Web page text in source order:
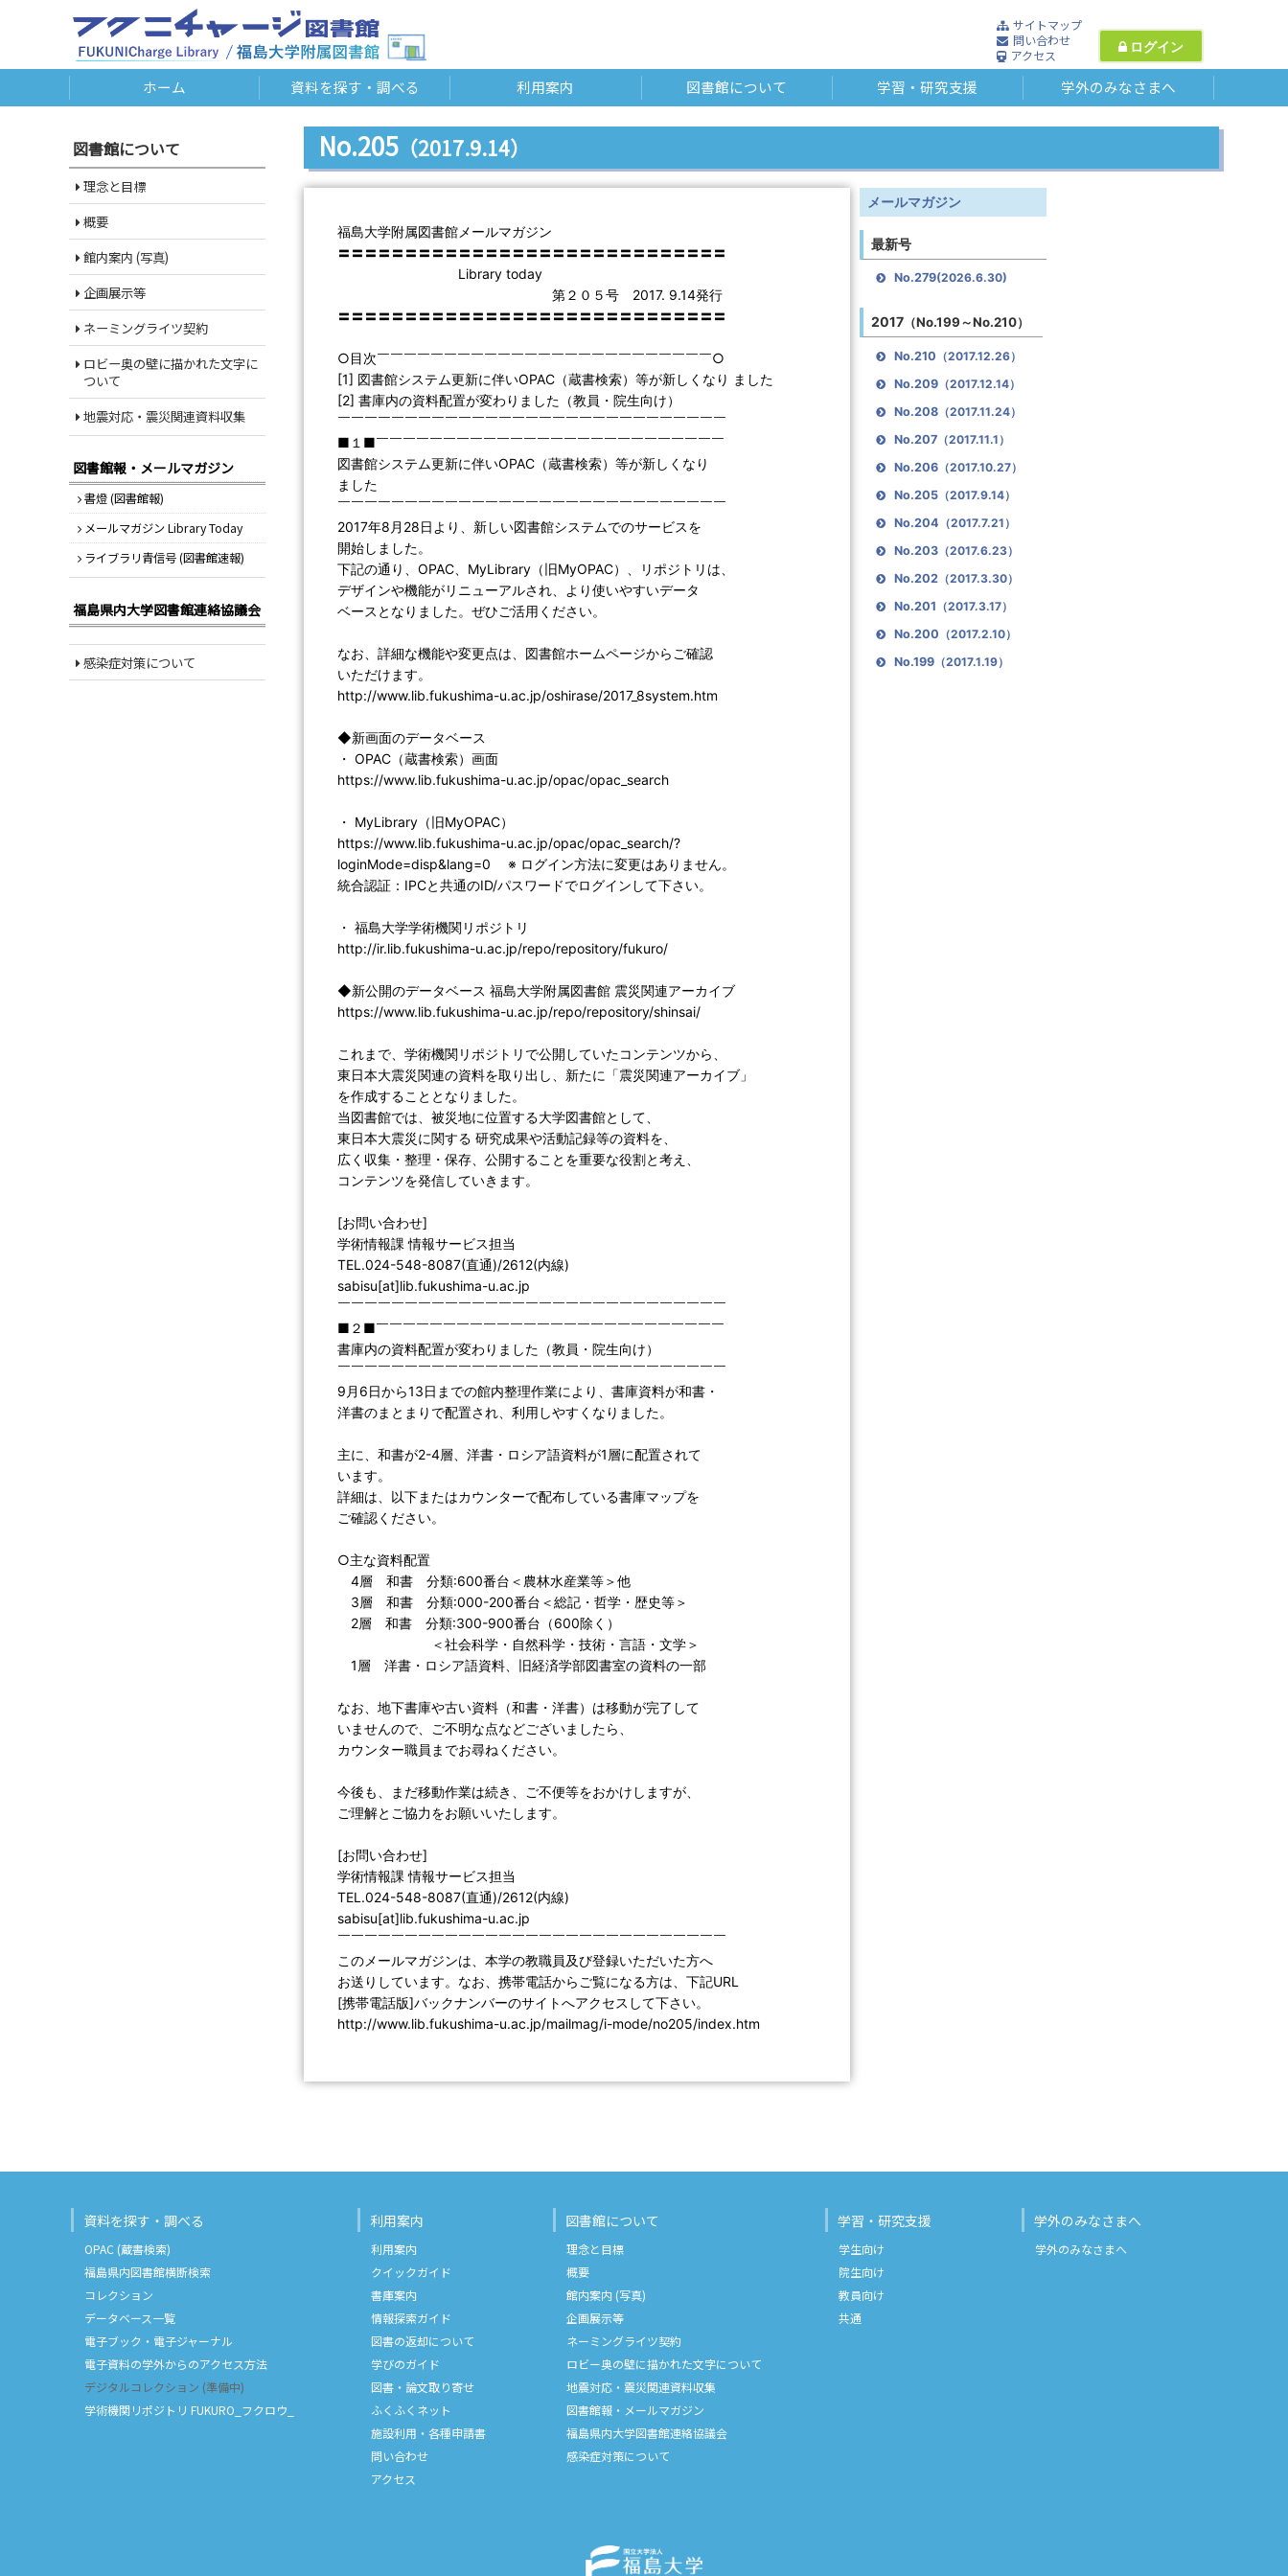
サイトマップ
問い合わせ
アクセス
ログイン
ホーム 資料を探す・調べる 利用案内 図書館について 学習・研究支援 学外のみなさまへ
No.205（2017.9.14）
福島大学附属図書館メールマガジン
〓〓〓〓〓〓〓〓〓〓〓〓〓〓〓〓〓〓〓〓〓〓〓〓〓〓〓〓〓
Library today
第２０５号 2017. 9.14発行
〓〓〓〓〓〓〓〓〓〓〓〓〓〓〓〓〓〓〓〓〓〓〓〓〓〓〓〓〓
○目次￣￣￣￣￣￣￣￣￣￣￣￣￣￣￣￣￣￣￣￣￣￣￣￣￣○
[1] 図書館システム更新に伴いOPAC（蔵書検索）等が新しくなり ました
[2] 書庫内の資料配置が変わりました（教員・院生向け）
￣￣￣￣￣￣￣￣￣￣￣￣￣￣￣￣￣￣￣￣￣￣￣￣￣￣￣￣￣
■１■￣￣￣￣￣￣￣￣￣￣￣￣￣￣￣￣￣￣￣￣￣￣￣￣￣￣
図書館システム更新に伴いOPAC（蔵書検索）等が新しくなり
ました
￣￣￣￣￣￣￣￣￣￣￣￣￣￣￣￣￣￣￣￣￣￣￣￣￣￣￣￣￣
2017年8月28日より、新しい図書館システムでのサービスを
開始しました。
下記の通り、OPAC、MyLibrary（旧MyOPAC）、リポジトリは、
デザインや機能がリニューアルされ、より使いやすいデータ
ベースとなりました。ぜひご活用ください。
なお、詳細な機能や変更点は、図書館ホームページからご確認
いただけます。
http://www.lib.fukushima-u.ac.jp/oshirase/2017_8system.htm
◆新画面のデータベース
・ OPAC（蔵書検索）画面
https://www.lib.fukushima-u.ac.jp/opac/opac_search
・ MyLibrary（旧MyOPAC）
https://www.lib.fukushima-u.ac.jp/opac/opac_search/?
loginMode=disp&lang=0 ※ ログイン方法に変更はありません。
統合認証：IPCと共通のID/パスワードでログインして下さい。
・ 福島大学学術機関リポジトリ
http://ir.lib.fukushima-u.ac.jp/repo/repository/fukuro/
◆新公開のデータベース 福島大学附属図書館 震災関連アーカイブ
https://www.lib.fukushima-u.ac.jp/repo/repository/shinsai/
これまで、学術機関リポジトリで公開していたコンテンツから、
東日本大震災関連の資料を取り出し、新たに「震災関連アーカイブ」
を作成することとなりました。
当図書館では、被災地に位置する大学図書館として、
東日本大震災に関する 研究成果や活動記録等の資料を、
広く収集・整理・保存、公開することを重要な役割と考え、
コンテンツを発信していきます。
[お問い合わせ]
学術情報課 情報サービス担当
TEL.024-548-8087(直通)/2612(内線)
sabisu[at]lib.fukushima-u.ac.jp
￣￣￣￣￣￣￣￣￣￣￣￣￣￣￣￣￣￣￣￣￣￣￣￣￣￣￣￣￣
■２■￣￣￣￣￣￣￣￣￣￣￣￣￣￣￣￣￣￣￣￣￣￣￣￣￣￣
書庫内の資料配置が変わりました（教員・院生向け）
￣￣￣￣￣￣￣￣￣￣￣￣￣￣￣￣￣￣￣￣￣￣￣￣￣￣￣￣￣
9月6日から13日までの館内整理作業により、書庫資料が和書・
洋書のまとまりで配置され、利用しやすくなりました。
主に、和書が2-4層、洋書・ロシア語資料が1層に配置されて
います。
詳細は、以下またはカウンターで配布している書庫マップを
ご確認ください。
○主な資料配置
4層 和書 分類:600番台＜農林水産業等＞他
3層 和書 分類:000-200番台＜総記・哲学・歴史等＞
2層 和書 分類:300-900番台（600除く）
＜社会科学・自然科学・技術・言語・文学＞
1層 洋書・ロシア語資料、旧経済学部図書室の資料の一部
なお、地下書庫や古い資料（和書・洋書）は移動が完了して
いませんので、ご不明な点などございましたら、
カウンター職員までお尋ねください。
今後も、まだ移動作業は続き、ご不便等をおかけしますが、
ご理解とご協力をお願いいたします。
[お問い合わせ]
学術情報課 情報サービス担当
TEL.024-548-8087(直通)/2612(内線)
sabisu[at]lib.fukushima-u.ac.jp
￣￣￣￣￣￣￣￣￣￣￣￣￣￣￣￣￣￣￣￣￣￣￣￣￣￣￣￣￣
このメールマガジンは、本学の教職員及び登録いただいた方へ
お送りしています。なお、携帯電話からご覧になる方は、下記URL
[携帯電話版]バックナンバーのサイトへアクセスして下さい。
http://www.lib.fukushima-u.ac.jp/mailmag/i-mode/no205/index.htm
メールマガジン
最新号
No.279(2026.6.30)
2017 （No.199～No.210）
No.210 （2017.12.26）
No.209 （2017.12.14）
No.208 （2017.11.24）
No.207 （2017.11.1）
No.206 （2017.10.27）
No.205 （2017.9.14）
No.204 （2017.7.21）
No.203 （2017.6.23）
No.202 （2017.3.30）
No.201 （2017.3.17）
No.200 （2017.2.10）
No.199 （2017.1.19）
図書館について
理念と目標
概要
館内案内 (写真)
企画展示等
ネーミングライツ契約
ロビー奥の壁に描かれた文字に
ついて
地震対応・震災関連資料収集
図書館報・メールマガジン
書燈 (図書館報)
メールマガジン Library Today
ライブラリ青信号 (図書館速報)
福島県内大学図書館連絡協議会
感染症対策について
資料を探す・調べる
OPAC (蔵書検索)
福島県内図書館横断検索
コレクション
データベース一覧
電子ブック・電子ジャーナル
電子資料の学外からのアクセス方法
デジタルコレクション (準備中)
学術機関リポジトリ FUKURO_フクロウ_
利用案内
利用案内
クイックガイド
書庫案内
情報探索ガイド
図書の返却について
学びのガイド
図書・論文取り寄せ
ふくふくネット
施設利用・各種申請書
問い合わせ
アクセス
図書館について
理念と目標
概要
館内案内 (写真)
企画展示等
ネーミングライツ契約
ロビー奥の壁に描かれた文字について
地震対応・震災関連資料収集
図書館報・メールマガジン
福島県内大学図書館連絡協議会
感染症対策について
学習・研究支援
学生向け
院生向け
教員向け
共通
学外のみなさまへ
学外のみなさまへ